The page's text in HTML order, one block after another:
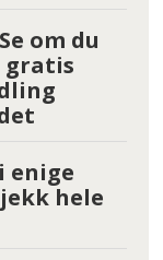
om du
gratis
enige
hele